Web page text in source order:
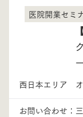
兵庫県
医院開業セミ
西日本エリア
お問い合わせ：